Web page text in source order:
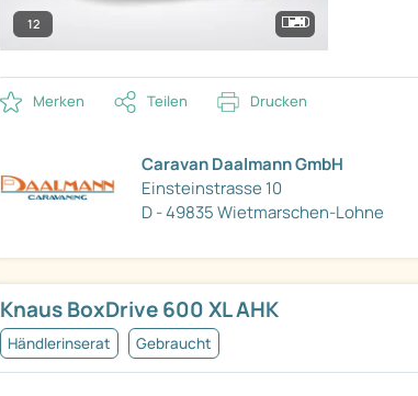
12
Merken Teilen Drucken
Caravan Daalmann GmbH
Einsteinstrasse 10
D - 49835 Wietmarschen-Lohne
Knaus BoxDrive 600 XL AHK
Händlerinserat Gebraucht